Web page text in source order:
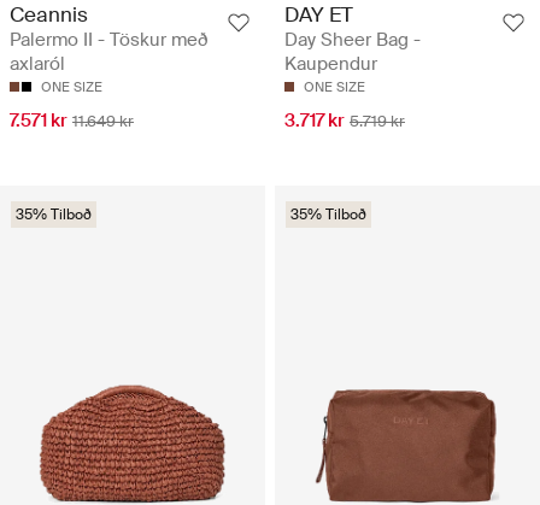
Ceannis
Palermo II - Töskur með
axlaról
ONE SIZE
7.571 kr 11.649 kr
DAY ET
Day Sheer Bag -
Kaupendur
ONE SIZE
3.717 kr 5.719 kr
35% Tilboð 35% Tilboð